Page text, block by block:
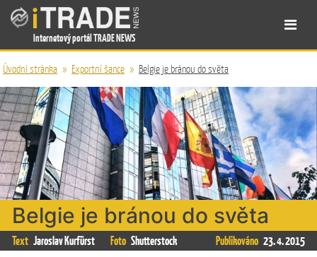
Internetový portál TRADE NEWS
Úvodní stránka » Exportní šance » Belgie je bránou do světa
Belgie je bránou do světa
Text Jaroslav Kurfürst Foto Shutterstock Publikováno 23. 4. 2015